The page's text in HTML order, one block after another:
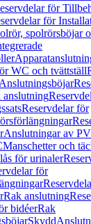
för
för
spolrörsböjar
WC och tvättställ
Anslutningsböjar
anslutning
Reservdelar för
Anslutningar av
Manschetter och
för urinaler
för
Rak anslutning
bidéerRak
Skydd